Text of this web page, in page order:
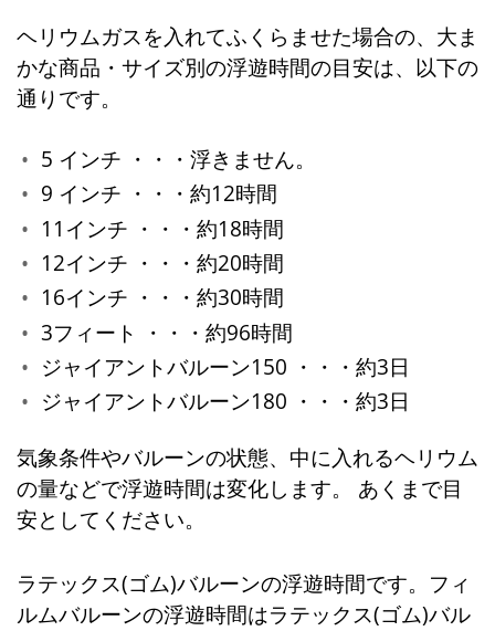
ヘリウムガスを入れてふくらませた場合の、大ま
かな商品・サイズ別の浮遊時間の目安は、以下の
通りです。
5 インチ ・・・浮きません。
9 インチ ・・・約12時間
11インチ ・・・約18時間
12インチ ・・・約20時間
16インチ ・・・約30時間
3フィート ・・・約96時間
ジャイアントバルーン150 ・・・約3日
ジャイアントバルーン180 ・・・約3日
気象条件やバルーンの状態、中に入れるヘリウム
の量などで浮遊時間は変化します。 あくまで目
安としてください。
ラテックス(ゴム)バルーンの浮遊時間です。フィ
ルムバルーンの浮遊時間はラテックス(ゴム)バル